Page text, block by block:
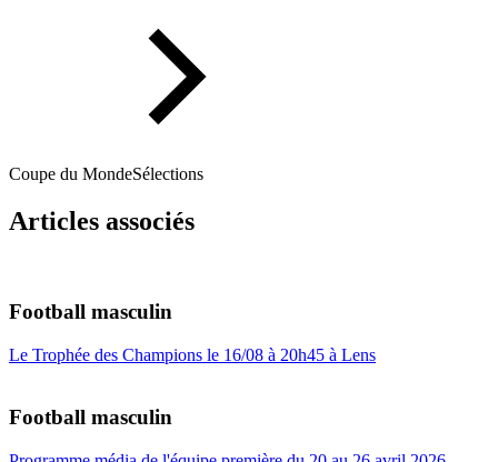
Coupe du MondeSélections
Articles associés
Football masculin
Le Trophée des Champions le 16/08 à 20h45 à Lens
Football masculin